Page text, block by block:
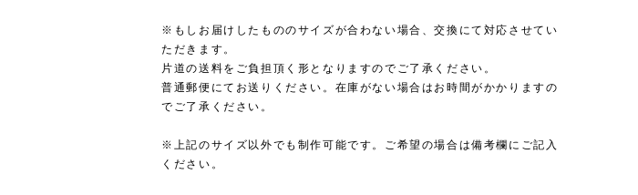
※もしお届けしたもののサイズが合わない場合、交換にて対応させてい
ただきます。
片道の送料をご負担頂く形となりますのでご了承ください。
普通郵便にてお送りください。在庫がない場合はお時間がかかりますの
でご了承ください。
※上記のサイズ以外でも制作可能です。ご希望の場合は備考欄にご記入
ください。